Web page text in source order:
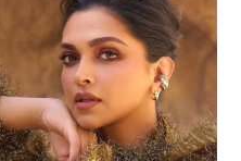
खिलाड़ी की बात कर रहे
श्रीसंत
श्रीसंत की गेंदबाजी ने
World Cup) में भारत को
Next Article